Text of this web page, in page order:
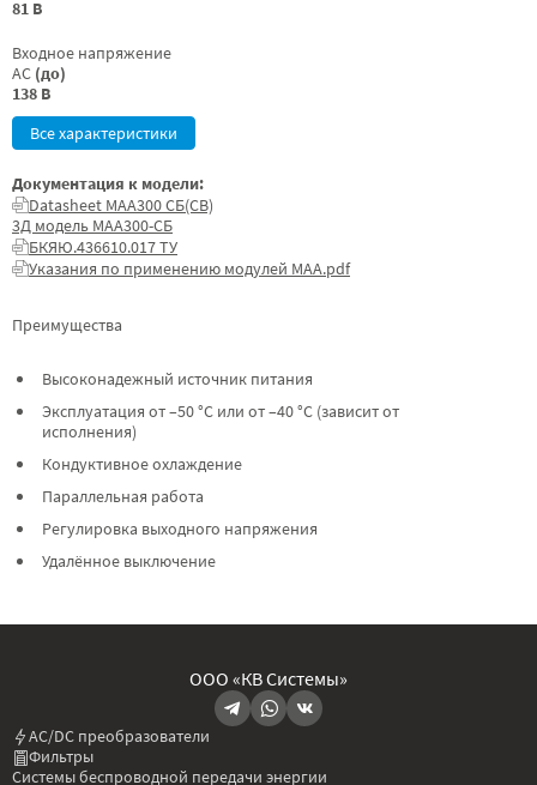
81 В
Входное напряжение
AC (до)
138 В
Все характеристики
Преимущества
Высоконадежный источник питания
Эксплуатация от –50 °C или от –40 °C (зависит от
исполнения)
Кондуктивное охлаждение
Параллельная работа
Регулировка выходного напряжения
Удалённое выключение
Документация к модели:
Datasheet МАА300 СБ(СВ)
3Д модель МАА300-СБ
БКЯЮ.436610.017 ТУ
Указания по применению модулей МАА.pdf
ООО «КВ Системы»
AC/DC преобразователи
Фильтры
Системы беспроводной передачи энергии